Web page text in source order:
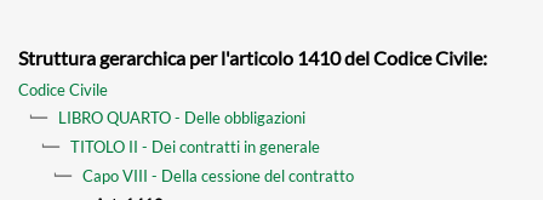
Struttura gerarchica per l'articolo 1410 del Codice Civile:
Codice Civile
LIBRO QUARTO - Delle obbligazioni
TITOLO II - Dei contratti in generale
Capo VIII - Della cessione del contratto